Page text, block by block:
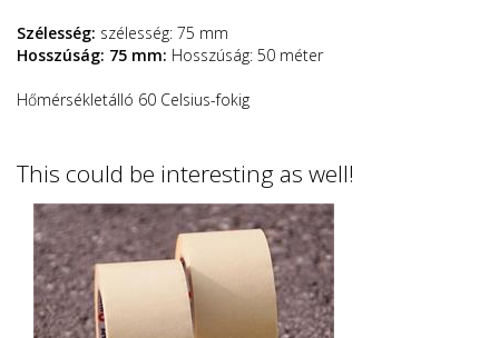
Szélesség: szélesség: 75 mm
Hosszúság: 75 mm: Hosszúság: 50 méter
Hőmérsékletálló 60 Celsius-fokig
This could be interesting as well!